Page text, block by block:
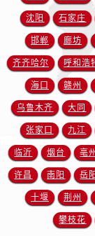
沈阳 石家庄
邯郸 廊坊
齐齐哈尔 呼和浩
海口 赣州
乌鲁木齐 大同
张家口 九江
临沂 烟台 亳州
许昌 南阳 岳阳
十堰 荆州
攀枝花